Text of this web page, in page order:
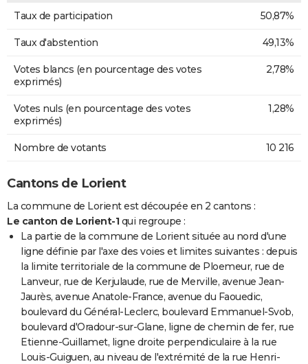
Taux de participation 50,87%
Taux d'abstention 49,13%
Votes blancs (en pourcentage des votes
exprimés)
2,78%
Votes nuls (en pourcentage des votes
exprimés)
1,28%
Nombre de votants 10 216
Cantons de Lorient
La commune de Lorient est découpée en 2 cantons :
Le canton de Lorient-1 qui regroupe :
La partie de la commune de Lorient située au nord d'une
ligne définie par l'axe des voies et limites suivantes : depuis
la limite territoriale de la commune de Ploemeur, rue de
Lanveur, rue de Kerjulaude, rue de Merville, avenue Jean-
Jaurès, avenue Anatole-France, avenue du Faouedic,
boulevard du Général-Leclerc, boulevard Emmanuel-Svob,
boulevard d'Oradour-sur-Glane, ligne de chemin de fer, rue
Etienne-Guillamet, ligne droite perpendiculaire à la rue
Louis-Guiguen, au niveau de l'extrémité de la rue Henri-